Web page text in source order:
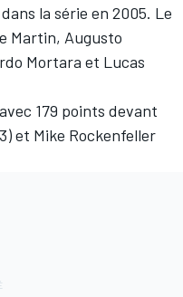
la série en 2005. Le
Martin, Augusto
Mortara et Lucas
179 points devant
et Mike Rockenfeller